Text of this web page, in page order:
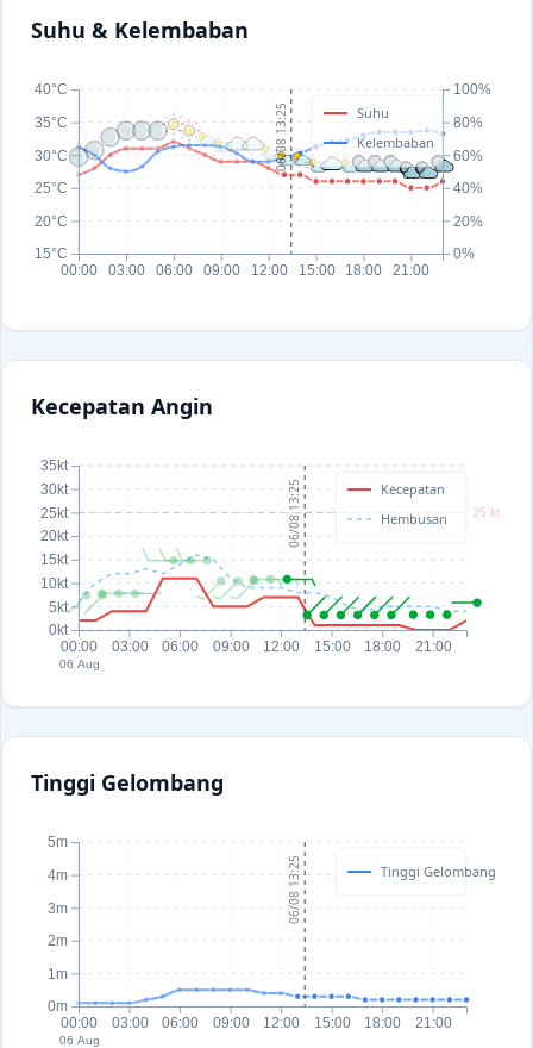
Suhu & Kelembaban
06/08 13:25
00:00 03:00 06:00 09:00 12:00 15:00 18:00 21:00
15°C
20°C
25°C
30°C
35°C
40°C
0%
20%
40%
60%
80%
100%
Suhu
Kelembaban
Kecepatan Angin
25 kt
00:00
06 Aug
03:00 06:00 09:00 12:00 15:00 18:00 21:00
0kt
5kt
10kt
15kt
20kt
25kt
30kt
35kt
06/08 13:25
Kecepatan
Hembusan
Tinggi Gelombang
06/08 13:25 Tinggi Gelombang
00:00
06 Aug
03:00 06:00 09:00 12:00 15:00 18:00 21:00
0m
1m
2m
3m
4m
5m